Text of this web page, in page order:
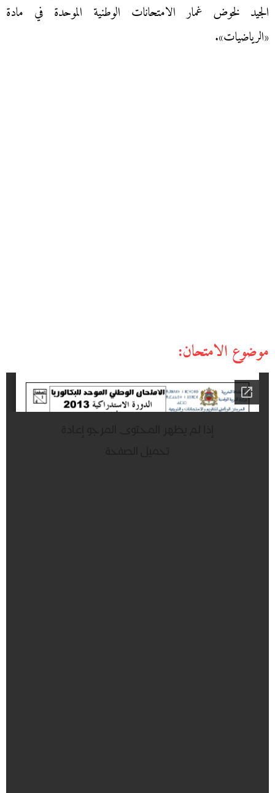
الجيد لخوض غمار الامتحانات الوطنية الموحدة في مادة
«الرياضيات».
موضوع الامتحان: